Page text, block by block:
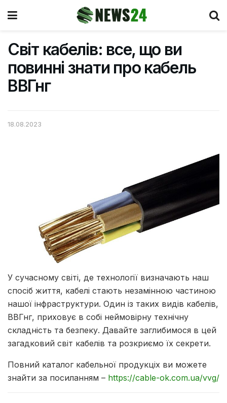
Світ кабелів: все, що ви
повинні знати про кабель
ВВГнг
18.08.2023
У сучасному світі, де технології визначають наш
спосіб життя, кабелі стають незамінною частиною
нашої інфраструктури. Один із таких видів кабелів,
ВВГнг, приховує в собі неймовірну технічну
складність та безпеку. Давайте заглибимося в цей
загадковий світ кабелів та розкриємо їх секрети.
Повний каталог кабельної продукціх ви можете
знайти за посиланням – https://cable-ok.com.ua/vvg/